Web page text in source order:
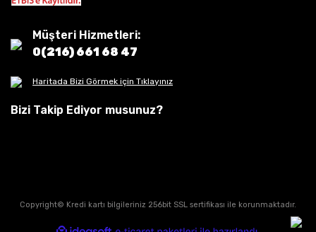
Müşteri Hizmetleri:
0(216) 661 68 47
Haritada Bizi Görmek için Tıklayınız
Bizi Takip Ediyor musunuz?
Copyright© Kredi kartı bilgileriniz 256bit SSL sertifikası ile korunmaktadır.